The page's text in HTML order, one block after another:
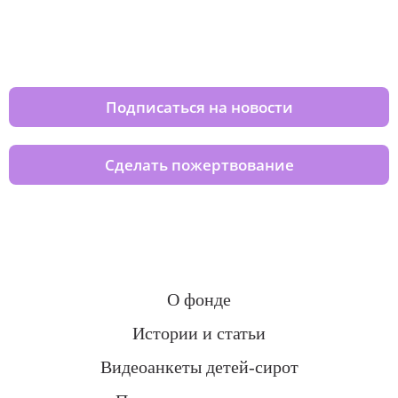
Подписаться на новости
Сделать пожертвование
О фонде
Истории и статьи
Видеоанкеты детей-сирот